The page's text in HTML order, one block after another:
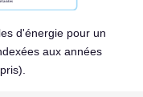
d'énergie pour un
aux années